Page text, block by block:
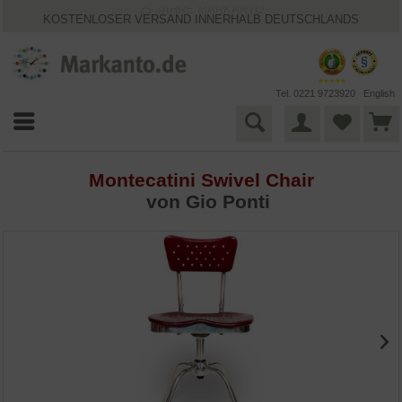
KOSTENLOSER VERSAND INNERHALB DEUTSCHLANDS
BESTPRICE-GARANTIE
Tel. 0221 9723920 English
Montecatini Swivel Chair
von Gio Ponti